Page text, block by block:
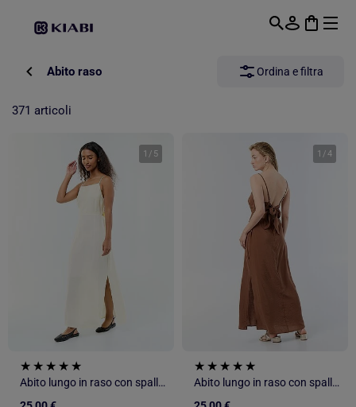
Abito raso Ordina e filtra
371 articoli
1 / 5
Abito lungo in raso con spalline sottili
1 /4
Abito lungo in raso con spalline sottili